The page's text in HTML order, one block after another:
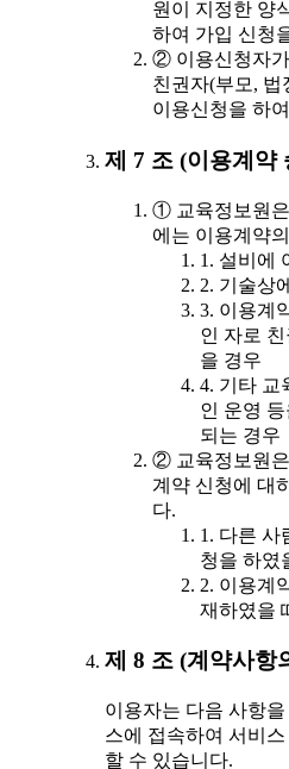
원이 지정한 양
하여 가입 신청
② 이용신청자
친권자(부모, 법
이용신청을 하
제 7 조 (이용계약
① 교육정보원
에는 이용계약
1. 설비에
2. 기술상
3. 이용계
인 자로
을 경우
4. 기타 교
인 운영
되는 경우
② 교육정보원
계약 신청에 대
다.
1. 다른 사
청을 하였
2. 이용계
재하였을
제 8 조 (계약사항
이용자는 다음 사항
스에 접속하여 서비
할 수 있습니다.